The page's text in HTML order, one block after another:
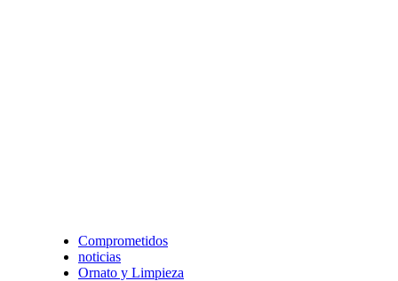
Comprometidos
noticias
Ornato y Limpieza